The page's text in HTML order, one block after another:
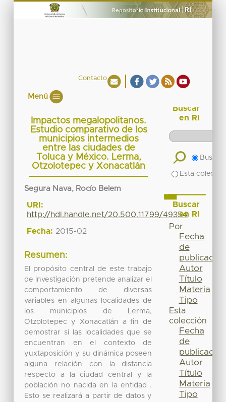
Contacto
Menú
Impactos megalopolitanos.
Estudio comparativo de los
municipios intermedios
entre las ciudades de
Toluca y México. Lerma,
Otzolotepec y Xonacatlán
Segura Nava, Rocío Belem
URI:
http://hdl.handle.net/20.500.11799/49354
Fecha: 2015-02
Resumen:
El propósito central de este trabajo
de investigación pretende analizar el
comportamiento de diversas
variables en algunas localidades de
los municipios de Lerma,
Otzolotepec y Xonacatlán a fin de
demostrar si las localidades que se
encuentran en el contexto de
yuxtaposición y su dinámica poseen
alguna relación con la distancia
respecto a la ciudad central y la
población no nacida en la entidad .
Esto se realizará a partir de datos y
Buscar
en RI
Buscar
Esta
Buscar
en RI
Por
Fecha
de
publicación
Autor
Título
Materia
Tipo
Esta
colección
Fecha
de
publicación
Autor
Título
Materia
Tipo